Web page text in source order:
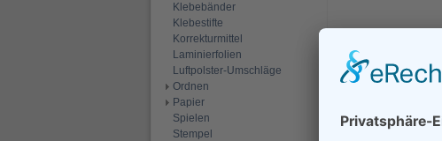
Klebebänder
Klebestifte
Korrekturmittel
Laminierfolien
Luftpolster-Umschläge
Ordnen
Papier
Spielen
Stempel